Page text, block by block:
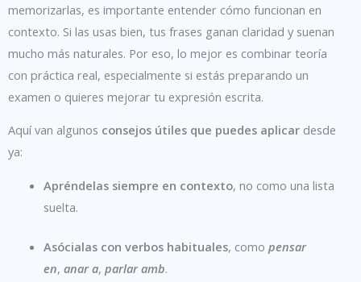
memorizarlas, es importante entender cómo funcionan en
contexto. Si las usas bien, tus frases ganan claridad y suenan
mucho más naturales. Por eso, lo mejor es combinar teoría
con práctica real, especialmente si estás preparando un
examen o quieres mejorar tu expresión escrita.
Aquí van algunos consejos útiles que puedes aplicar desde
ya:
Apréndelas siempre en contexto, no como una lista
suelta.
Asócialas con verbos habituales, como pensar
en, anar a, parlar amb.